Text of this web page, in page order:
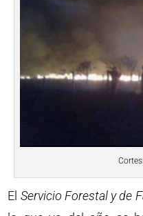
El Servicio Forestal y de